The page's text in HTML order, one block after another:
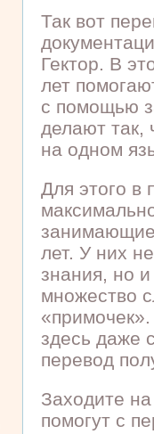
Так вот
Гектор. В
лет
с помощью
делают так,
на одном
Для этого в
лет. У них
знания, но
множество
здесь даже
перевод
Заходите
помогут с